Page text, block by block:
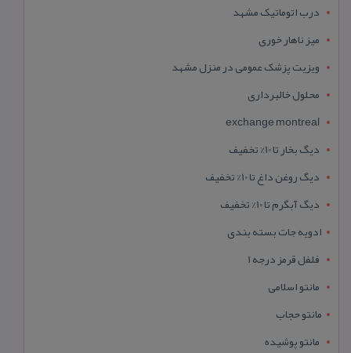
درب اتوماتیک مشهد
میز ناهار خوری
ویزیت پزشک عمومی در منزل مشهد
محلول خالبرداری
exchange montreal
دیگ بخار تا 10% تخفیف
دیگ روغن داغ تا 10% تخفیف
دیگ آبگرم تا 10% تخفیف
ادویه جات بسته بندی
فلفل قرمز درجه 1
مانتو اسلامی
مانتو حجاب
مانتو پوشیده